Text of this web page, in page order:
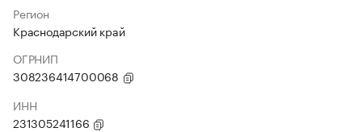
Регион
Краснодарский край
ОГРНИП
308236414700068
ИНН
231305241166